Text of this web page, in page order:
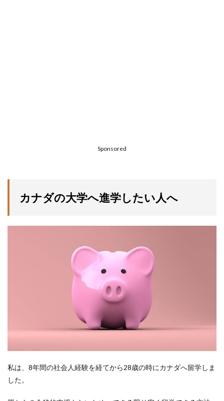
Sponsored
カナダの大学へ進学したい人へ
私は、8年間の社会人経験を経てから28歳の時にカナダへ留学しま
した。